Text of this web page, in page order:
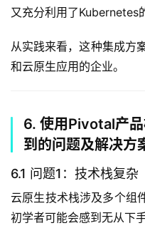
又充分利用了Kubernetes
从实践来看，这种集成方
和云原生应用的企业。
6. 使用Pivotal产
到的问题及解决方
6.1 问题1：技术栈复杂
云原生技术栈涉及多个组
初学者可能会感到无从下手